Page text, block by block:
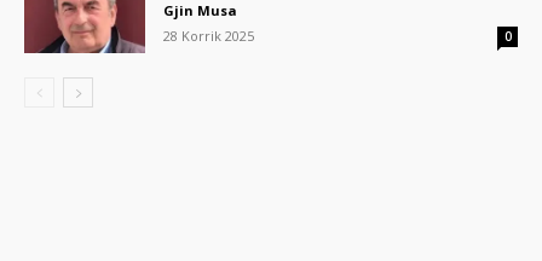
Gjin Musa
28 Korrik 2025
0